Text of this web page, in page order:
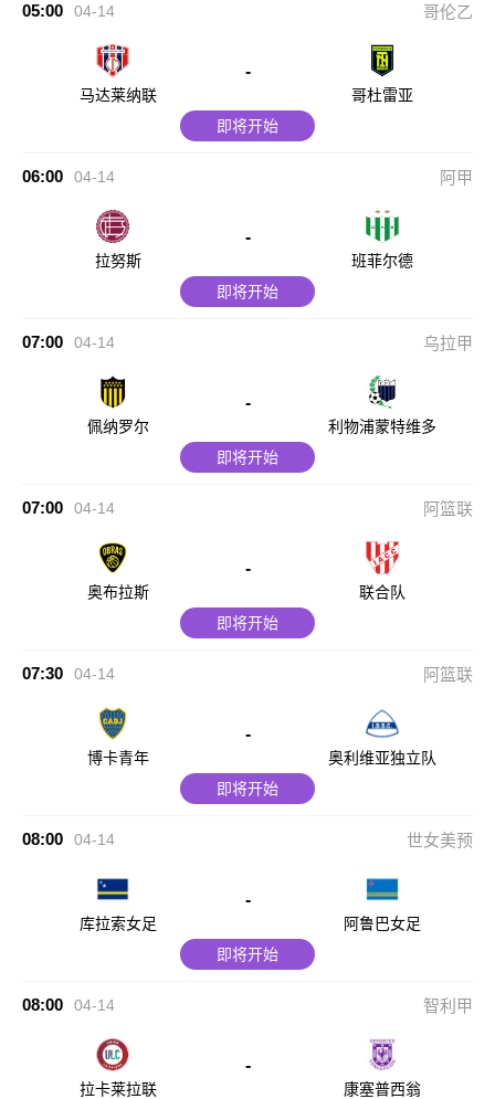
05:00 04-14 哥伦乙
马达莱纳联
-
哥杜雷亚
即将开始
06:00 04-14 阿甲
拉努斯
-
班菲尔德
即将开始
07:00 04-14 乌拉甲
佩纳罗尔
-
利物浦蒙特维多
即将开始
07:00 04-14 阿篮联
奥布拉斯
-
联合队
即将开始
07:30 04-14 阿篮联
博卡青年
-
奥利维亚独立队
即将开始
08:00 04-14 世女美预
库拉索女足
-
阿鲁巴女足
即将开始
08:00 04-14 智利甲
拉卡莱拉联
-
康塞普西翁